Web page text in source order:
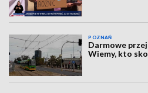
POZNAŃ
Darmowe
Wiemy, kto